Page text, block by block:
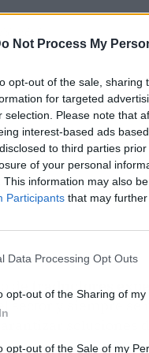
Not Process My
opt-out of the sale,
for targeted
selection. Please note that
interest-based ads
to third parties
of your personal
This information may also
Participants that may
Data Processing Opt Outs
opt-out of the Sharing of my
opt-out of the Sale of my
de traductores
y siempre se
soluciones